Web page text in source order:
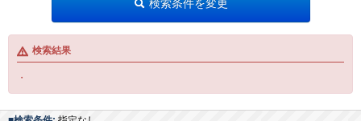
検索条件を変更
検索結果
・